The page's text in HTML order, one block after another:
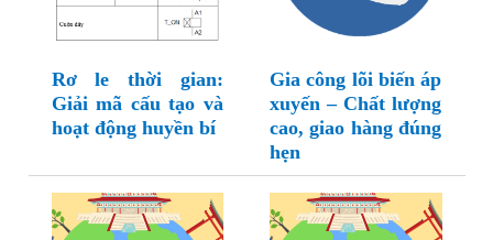
Rơ le thời gian:
Giải mã cấu tạo và
hoạt động huyền bí
Gia công lõi biến áp
xuyến – Chất lượng
cao, giao hàng đúng
hẹn